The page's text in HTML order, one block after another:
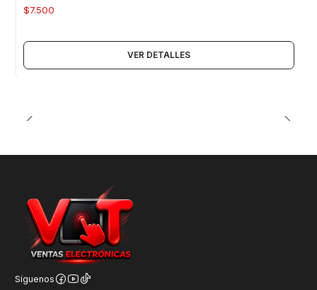
$7.500
VER DETALLES
Síguenos